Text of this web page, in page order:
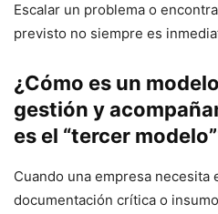
Escalar un problema o
previsto no siempre es
¿Cómo es un
gestión y
es el “tercer
Cuando una empresa
documentación crítica o